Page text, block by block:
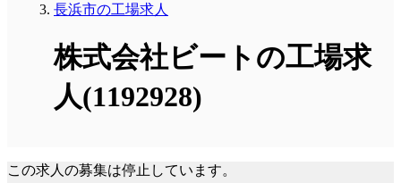
長浜市の工場求人
株式会社ビートの工場求
人(1192928)
この求人の募集は停止しています。